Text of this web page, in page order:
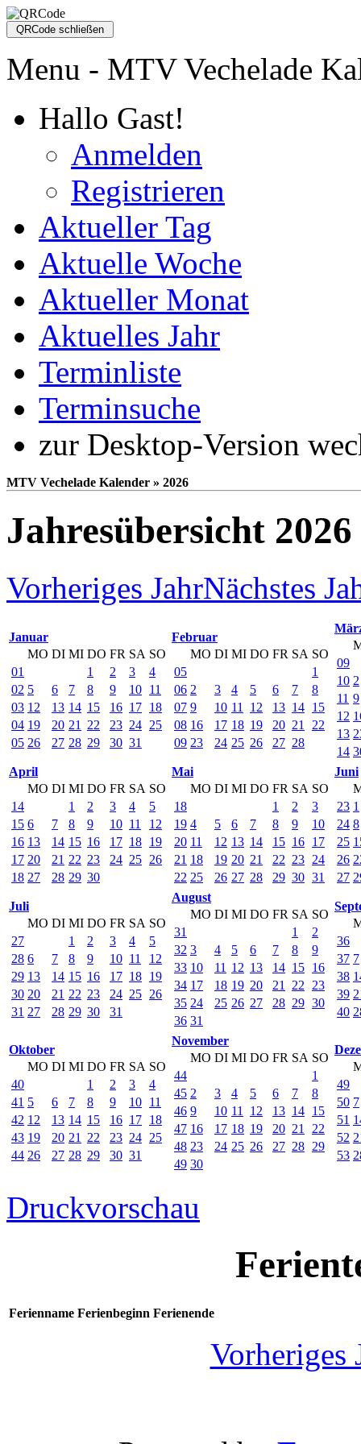
Menu - MTV Vechelade
Hallo Gast!
Anmelden
Registrieren
Aktueller Tag
Aktuelle Woche
Aktueller Monat
Aktuelles Jahr
Terminliste
Terminsuche
zur Desktop-Version
MTV Vechelade Kalender » 2026
Jahresübersicht 2026
Vorheriges JahrNächstes
Januar
MO DI MI DO FR SA SO
01
1 2 3
4
02 5 6 7 8 9 10 11
03 12 13 14 15 16 17 18
04 19 20 21 22 23 24 25
05 26 27 28 29 30 31
Februar
MO DI MI DO FR SA SO
05
1
06 2 3 4 5 6 7
8
07 9 10 11 12 13 14 15
08 16 17 18 19 20 21
22
09 23 24 25 26 27 28
09
10 2
11 9
12
13
14
April
MO DI MI DO FR SA SO
14
1 2 3 4
5
15 6 7 8 9 10 11
12
16 13 14 15 16 17 18 19
17 20 21 22 23 24 25 26
18 27 28 29 30
Mai
MO DI MI DO FR SA SO
18
1 2
3
19 4 5 6 7 8 9
10
20 11 12 13 14 15 16 17
21 18 19 20 21 22 23 24
22 25 26 27 28 29 30 31
Juni
23 1
24 8
25
26
27
Juli
MO DI MI DO FR SA SO
27
1 2 3 4
5
28 6 7 8 9 10 11
12
29 13 14 15 16 17 18 19
30 20 21 22 23 24 25 26
31 27 28 29 30 31
August
MO DI MI DO FR SA SO
31
1
2
32 3 4 5 6 7 8
9
33 10 11 12 13 14 15 16
34 17 18 19 20 21 22
23
35 24 25 26 27 28 29 30
36 31
36
37 7
38
39
40
Oktober
MO DI MI DO FR SA SO
40
1 2 3
4
41 5 6 7 8 9 10 11
42 12 13 14 15 16 17 18
43 19 20 21 22 23 24 25
44 26 27 28 29 30 31
November
MO DI MI DO FR SA SO
44
1
45 2 3 4 5 6 7
8
46 9 10 11 12 13 14 15
47 16 17 18 19 20 21
22
48 23 24 25 26 27 28 29
49 30
49
50 7
51
52
53
Druckvorschau
Ferienname Ferienbeginn Ferienende
Vorheriges